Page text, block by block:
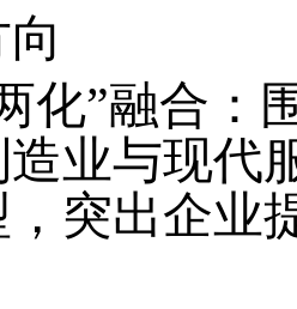
化”融合：
造业与现代
，突出企